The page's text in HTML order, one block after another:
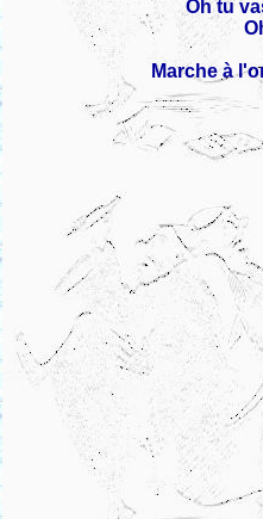
Oh tu
Marche à